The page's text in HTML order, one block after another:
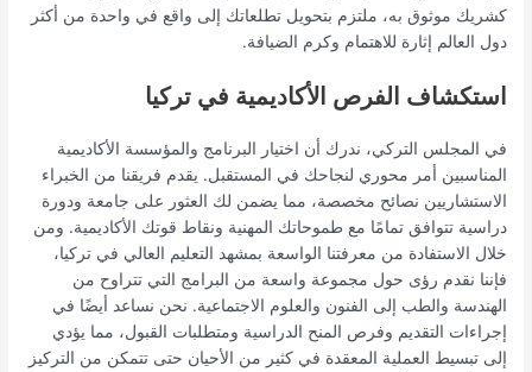
كشريك موثوق به، ملتزم بتحويل تطلعاتك إلى واقع في واحدة من أكثر
دول العالم إثارة للاهتمام وكرم الضيافة.
استكشاف الفرص الأكاديمية في تركيا
في المجلس التركي، ندرك أن اختيار البرنامج والمؤسسة الأكاديمية
المناسبين أمر محوري لنجاحك في المستقبل. يقدم فريقنا من الخبراء
الاستشاريين نصائح مخصصة، مما يضمن لك العثور على جامعة ودورة
دراسية تتوافق تمامًا مع طموحاتك المهنية ونقاط قوتك الأكاديمية. ومن
خلال الاستفادة من معرفتنا الواسعة بمشهد التعليم العالي في تركيا،
فإننا نقدم رؤى حول مجموعة واسعة من البرامج التي تتراوح من
الهندسة والطب إلى الفنون والعلوم الاجتماعية. نحن نساعد أيضًا في
إجراءات التقديم وفرص المنح الدراسية ومتطلبات القبول، مما يؤدي
إلى تبسيط العملية المعقدة في كثير من الأحيان حتى تتمكن من التركيز